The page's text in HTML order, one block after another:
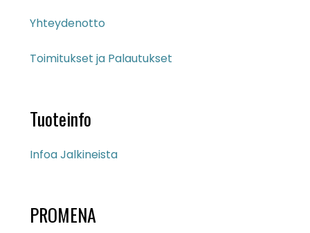
Yhteydenotto
Toimitukset ja Palautukset
Tuoteinfo
Infoa Jalkineista
PROMENA